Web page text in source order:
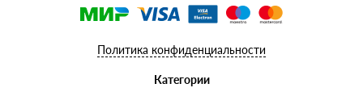
Политика конфиденциальности
Категории